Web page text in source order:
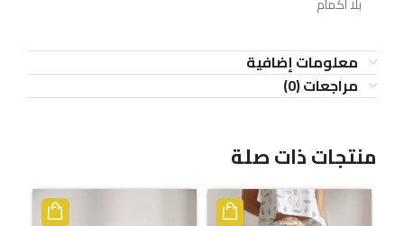
معلومات إضافية
مراجعات (0)
منتجات ذات صلة